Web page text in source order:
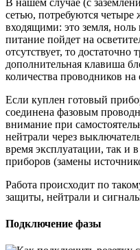
сетью, потребуются
входящими: это земля,
питание пойдет на
отсутствует, то
дополнительная клавиша
количества проводников
Если куплен готовый
соединена фазовым
внимание при
нейтрали через
время эксплуатации, так и
приборов (замены
Работа происходит по
защиты, нейтрали и
Подключение фазы